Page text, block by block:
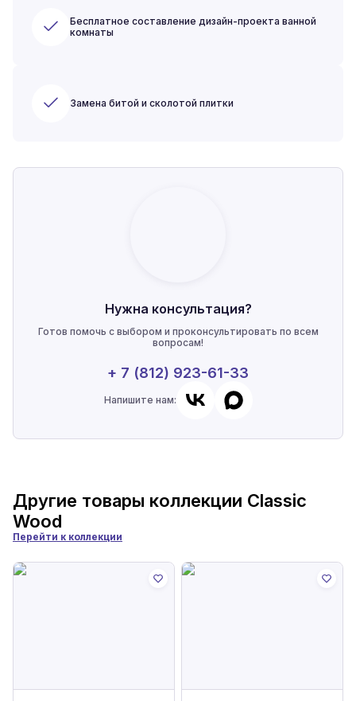
Бесплатное составление дизайн-проекта ванной
комнаты
Замена битой и сколотой плитки
Нужна консультация?
Готов помочь с выбором и проконсультировать по всем
вопросам!
+ 7 (812) 923-61-33
Напишите нам:
Другие товары коллекции Classic
Wood
Перейти к коллекции